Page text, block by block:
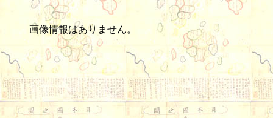
画像情報はありません。